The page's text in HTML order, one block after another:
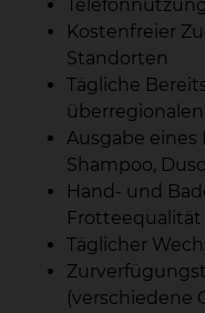
Kostenfreier
Standorten
Tägliche
Ausgabe
Shampoo,
Hand- und
Frotteequalität
Täglicher
(verschiedene